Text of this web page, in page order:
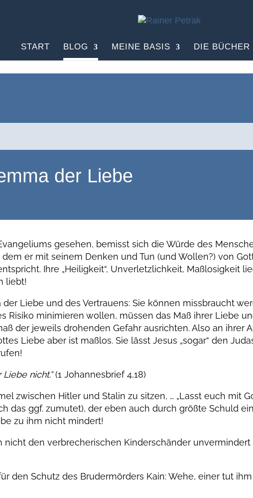
START BLOG MEINE BASIS DIE BÜCHER
der Liebe
gesehen, bemisst sich die Würde des
dem er mit seinem Denken und Tun (und Wollen?) von
Ihre „Heiligkeit“, Unverletzlichkeit, Maßlosigkeit
liebt!
der Liebe und des Vertrauens: Sie können missbraucht
Risiko minimieren wollen, müssen das Maß ihrer Liebe
der jeweils drohenden Gefahr ausrichten. Also an ihrer
Liebe aber ist maßlos. Sie lässt Jesus „sogar“ den
nicht.“(1 Johannesbrief 4,18)
zwischen Hitler und Stalin zu sitzen, … „Lasst euch mit
das ggf. zumutet), der eben auch durch größte Schuld
zu ihm nicht mindert!
nicht den verbrecherischen Kinderschänder unvermindert
den Schutz des Brudermörders Kain: Wehe, einer tut